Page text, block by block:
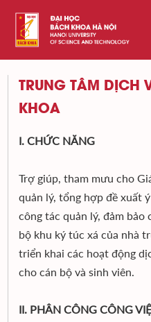
TRUNG TÂM DỊCH
KHOA
I. CHỨC NĂNG
Trợ giúp, tham mưu cho
quản lý, tổng hợp đề xuất
công tác quản lý, đảm bảo
bộ khu ký túc xá của nhà
triển khai các hoạt động
cho cán bộ và sinh viên.
II. PHÂN CÔNG CÔNG